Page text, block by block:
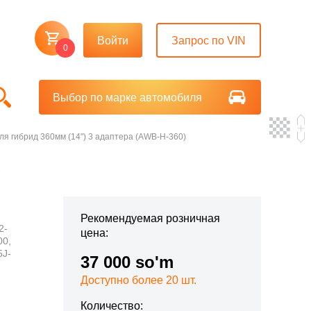
0
Войти Запрос по VIN
Выбор по марке автомобиля
гибрид 360мм (14") 3 адаптера (AWB-H-360)
Рекомендуемая розничная
цена:
37 000 so'm
Доступно более 20 шт.
Количество: